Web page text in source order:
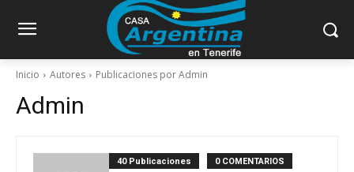
Inicio Autores Publicaciones por Admin
Admin
40 Publicaciones 0 COMENTARIOS